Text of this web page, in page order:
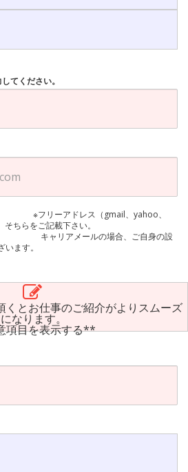
てください。
※フリーアドレス（gmail、yahoo、
ちらをご記載下さい。
の場合、ご自身の設
ます。
くとお仕事のご紹介がよりスムーズ
になります。
項目を表示する**